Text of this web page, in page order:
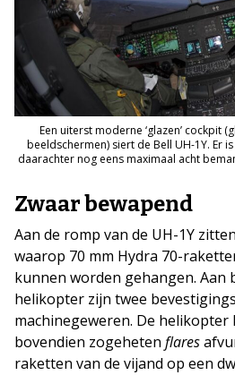
Een uiterst moderne ‘glazen’ cockpit
beeldschermen) siert de Bell UH-1Y. Er
daarachter nog eens maximaal acht
Zwaar bewapend
Aan de romp van de UH-1Y
waarop 70 mm Hydra 70-
kunnen worden gehangen. Aan
helikopter zijn twee
machinegeweren. De helikopter
bovendien zogeheten flares
raketten van de vijand op een